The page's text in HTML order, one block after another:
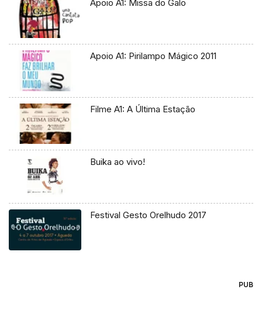
Apoio A1: Missa do Galo
Apoio A1: Pirilampo Mágico 2011
Filme A1: A Última Estação
Buika ao vivo!
Festival Gesto Orelhudo 2017
PUB